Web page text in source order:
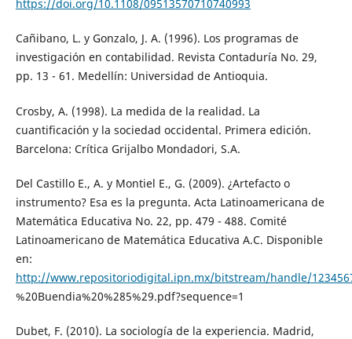
https://doi.org/10.1108/09513570710740993
Cañibano, L. y Gonzalo, J. A. (1996). Los programas de
investigación en contabilidad. Revista Contaduría No. 29,
pp. 13 - 61. Medellín: Universidad de Antioquia.
Crosby, A. (1998). La medida de la realidad. La
cuantificación y la sociedad occidental. Primera edición.
Barcelona: Crítica Grijalbo Mondadori, S.A.
Del Castillo E., A. y Montiel E., G. (2009). ¿Artefacto o
instrumento? Esa es la pregunta. Acta Latinoamericana de
Matemática Educativa No. 22, pp. 479 - 488. Comité
Latinoamericano de Matemática Educativa A.C. Disponible
en:
http://www.repositoriodigital.ipn.mx/bitstream/handle/
%20Buendia%20%285%29.pdf?sequence=1
Dubet, F. (2010). La sociología de la experiencia. Madrid,